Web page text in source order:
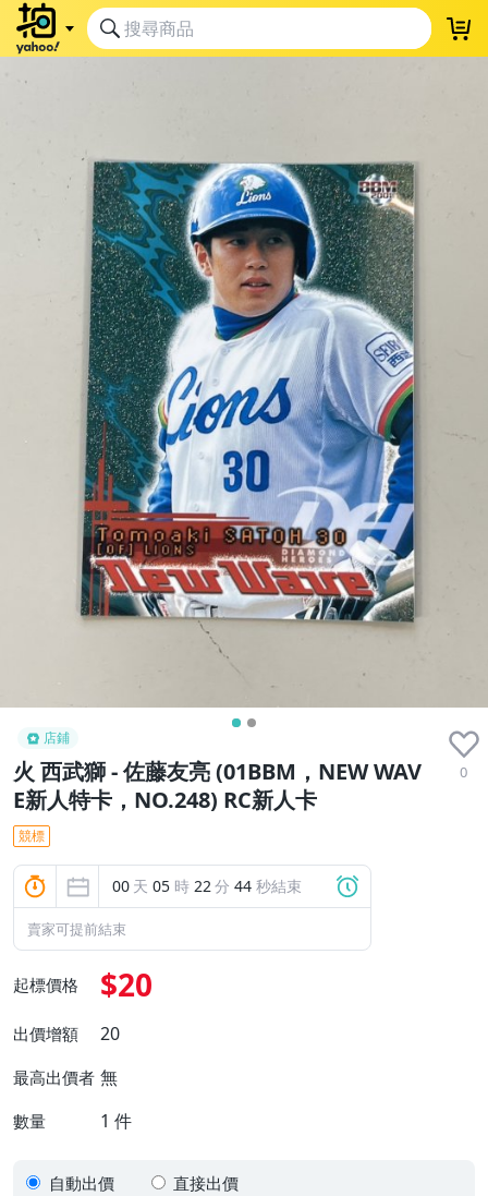
店鋪
火 西武獅 - 佐藤友亮 (01BBM，NEW WAV
E新人特卡，NO.248) RC新人卡
0
競標
00 天 05 時 22分 43 秒結束
賣家可提前結束
起標價格 $20
出價增額 20
最高出價者 無
數量 1 件
自動出價 直接出價